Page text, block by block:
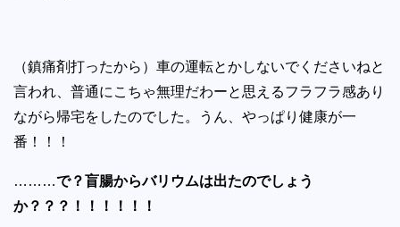
（鎮痛剤打ったから）車の運転とかしないでくださいねと
言われ、普通にこちゃ無理だわーと思えるフラフラ感あり
ながら帰宅をしたのでした。うん、やっぱり健康が一
番！！！
………で？盲腸からバリウムは出たのでしょう
か？？？！！！！！！